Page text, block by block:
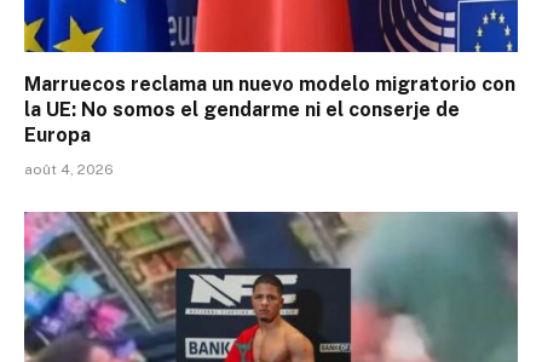
Marruecos reclama un nuevo modelo migratorio con
la UE: No somos el gendarme ni el conserje de
Europa
août 4, 2026